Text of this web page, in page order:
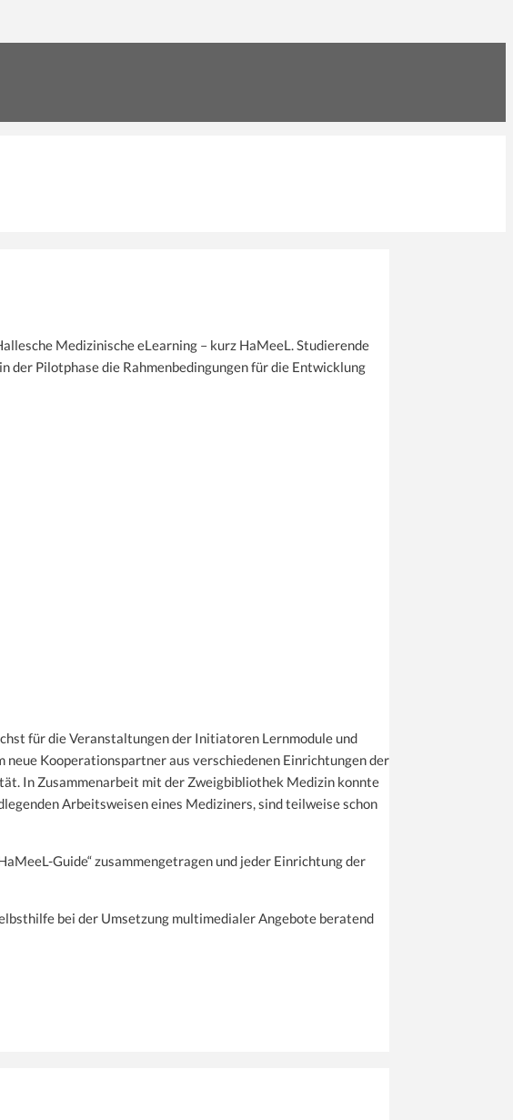
Medizinische eLearning – kurz HaMeeL. Studierende
der Pilotphase die Rahmenbedingungen für die Entwicklung
für die Veranstaltungen der Initiatoren Lernmodule und
Kooperationspartner aus verschiedenen Einrichtungen der
In Zusammenarbeit mit der Zweigbibliothek Medizin konnte
Arbeitsweisen eines Mediziners, sind teilweise schon
Guide“ zusammengetragen und jeder Einrichtung der
bei der Umsetzung multimedialer Angebote beratend